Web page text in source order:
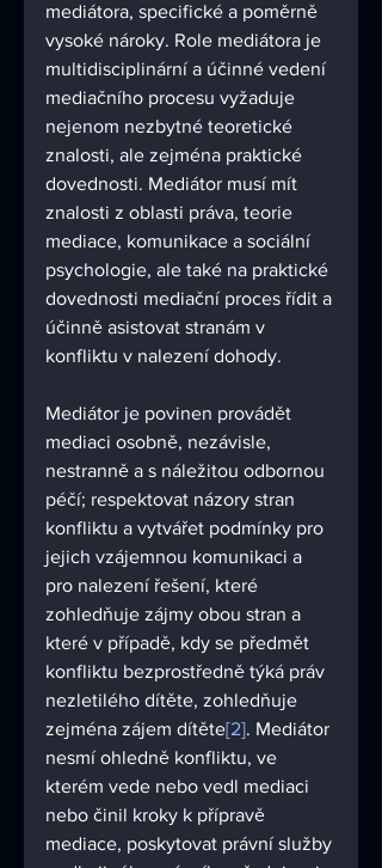
mediátora, specifické a poměrně
vysoké nároky. Role mediátora je
multidisciplinární a účinné vedení
mediačního procesu vyžaduje
nejenom nezbytné teoretické
znalosti, ale zejména praktické
dovednosti. Mediátor musí mít
znalosti z oblasti práva, teorie
mediace, komunikace a sociální
psychologie, ale také na praktické
dovednosti mediační proces řídit a
účinně asistovat stranám v
konfliktu v nalezení dohody.
Mediátor je povinen provádět
mediaci osobně, nezávisle,
nestranně a s náležitou odbornou
péčí; respektovat názory stran
konfliktu a vytvářet podmínky pro
jejich vzájemnou komunikaci a
pro nalezení řešení, které
zohledňuje zájmy obou stran a
které v případě, kdy se předmět
konfliktu bezprostředně týká práv
nezletilého dítěte, zohledňuje
zejména zájem dítěte[2]. Mediátor
nesmí ohledně konfliktu, ve
kterém vede nebo vedl mediaci
nebo činil kroky k přípravě
mediace, poskytovat právní služby